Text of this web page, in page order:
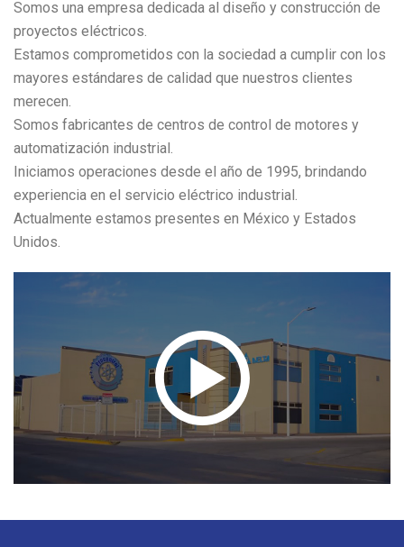
Somos una empresa dedicada al diseño y construcción de
proyectos eléctricos.
Estamos comprometidos con la sociedad a cumplir con los
mayores estándares de calidad que nuestros clientes
merecen.
Somos fabricantes de centros de control de motores y
automatización industrial.
Iniciamos operaciones desde el año de 1995, brindando
experiencia en el servicio eléctrico industrial.
Actualmente estamos presentes en México y Estados
Unidos.